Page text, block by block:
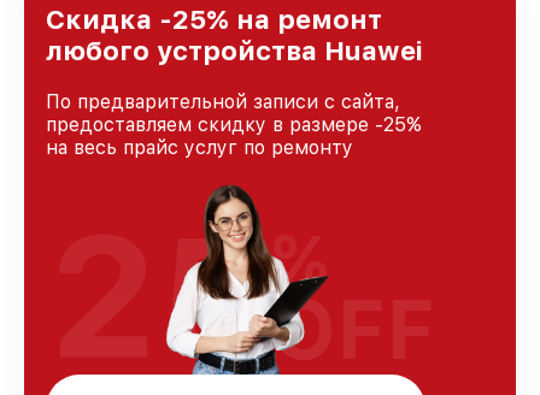
Санкт-Петербурге, постоянно повышая
уровень доверия и лояльности наших
клиентов.
Скидка -25% на ремонт
любого устройства Huawei
По предварительной записи с сайта,
предоставляем скидку в размере -25%
на весь прайс услуг по ремонту
25%
OFF